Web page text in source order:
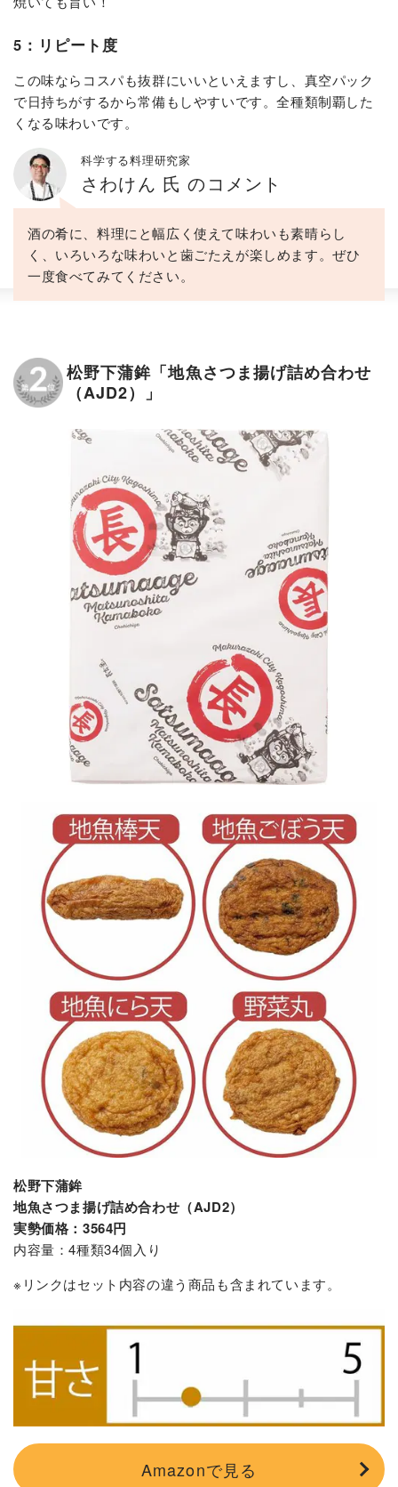
5：リピート度
この味ならコスパも抜群にいいといえますし、真空パック
で日持ちがするから常備もしやすいです。全種類制覇した
くなる味わいです。
科学する料理研究家
さわけん 氏 のコメント
酒の肴に、料理にと幅広く使えて味わいも素晴らし
く、いろいろな味わいと歯ごたえが楽しめます。ぜひ
一度食べてみてください。
松野下蒲鉾「地魚さつま揚げ詰め合わせ
（AJD2）」
松野下蒲鉾
地魚さつま揚げ詰め合わせ（AJD2）
実勢価格：3564円
内容量：4種類34個入り
※リンクはセット内容の違う商品も含まれています。
Amazonで見る